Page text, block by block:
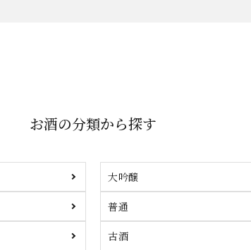
お酒の分類から探す
大吟醸
普通
古酒